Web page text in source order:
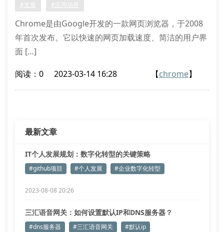
#发展 #应用场景
Chrome是由Google开发的一款网页浏览器，于2008
年首次发布。它以快速的网页加载速度、简洁的用户界
面 […]
阅读：0 2023-03-14 16:28 【chrome】
最新文章
IT个人发展规划：数字化转型的关键策略
#github项目 #个人发展 #企业数字化转型
2023-08-08 20:26
三汇语音网关：如何设置默认IP和DNS服务器？
#dns服务器 #三汇语音网关 #默认ip